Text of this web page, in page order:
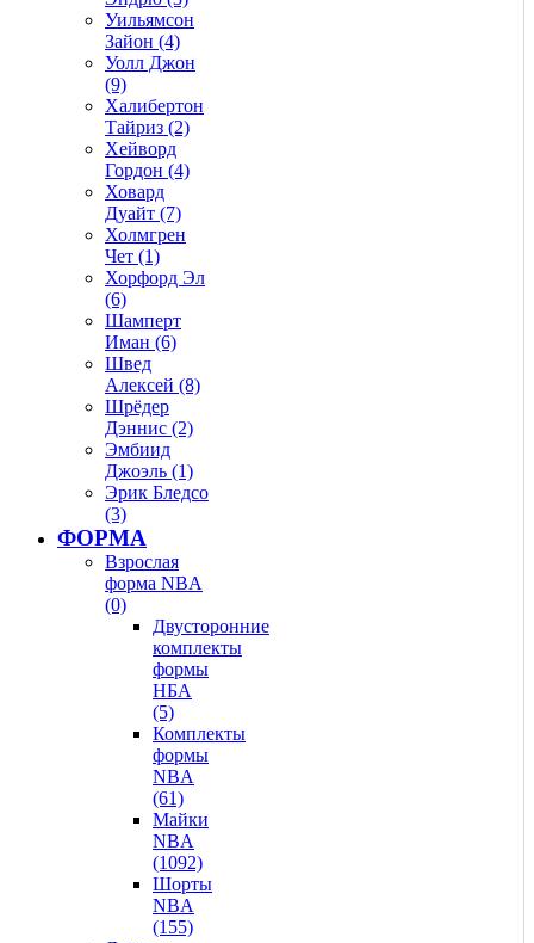
Уильямсон
Зайон (4)
Уолл Джон
(9)
Халибертон
Тайриз (2)
Хейворд
Гордон (4)
Ховард
Дуайт (7)
Холмгрен
Чет (1)
Хорфорд Эл
(6)
Шамперт
Иман (6)
Швед
Алексей (8)
Шрёдер
Дэннис (2)
Эмбиид
Джоэль (1)
Эрик Бледсо
(3)
ФОРМА
Взрослая
форма NBA
(0)
Двусторонние
комплекты
формы
НБА
(5)
Комплекты
формы
NBA
(61)
Майки
NBA
(1092)
Шорты
NBA
(155)